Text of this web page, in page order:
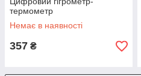
термометр
Немає в наявності
357 ₴